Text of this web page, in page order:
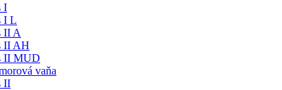
I
I L
II A
II AH
II MUD
vaňa
II